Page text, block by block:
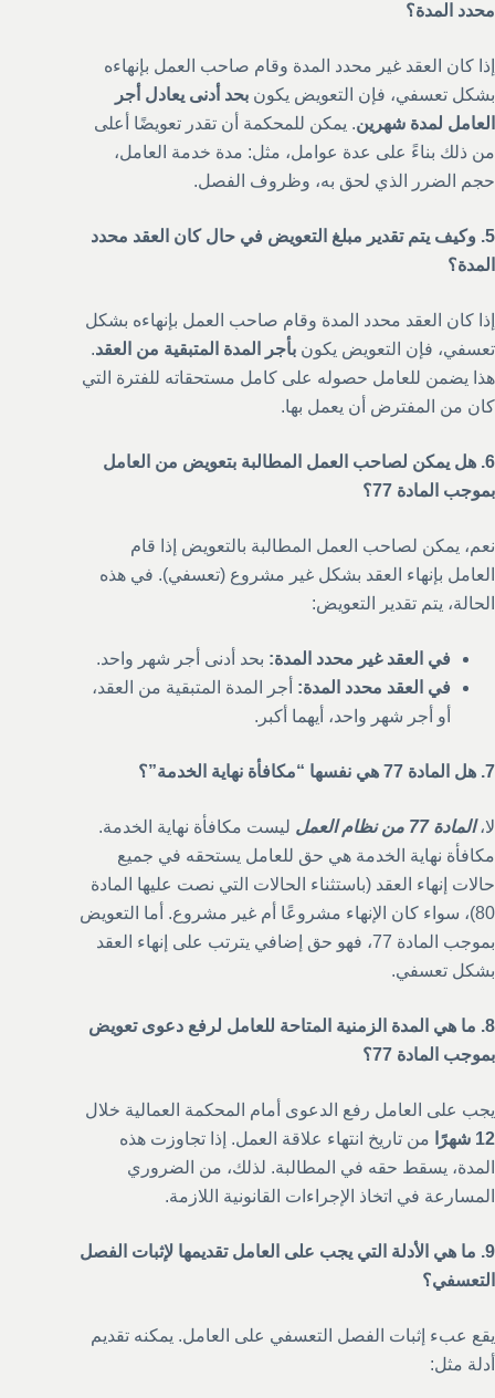
محدد المدة؟
إذا كان العقد غير محدد المدة وقام صاحب العمل بإنهاءه
بشكل تعسفي، فإن التعويض يكون بحد أدنى يعادل أجر
العامل لمدة شهرين. يمكن للمحكمة أن تقدر تعويضًا أعلى
من ذلك بناءً على عدة عوامل، مثل: مدة خدمة العامل،
حجم الضرر الذي لحق به، وظروف الفصل.
5. وكيف يتم تقدير مبلغ التعويض في حال كان العقد محدد
المدة؟
إذا كان العقد محدد المدة وقام صاحب العمل بإنهاءه بشكل
تعسفي، فإن التعويض يكون بأجر المدة المتبقية من العقد.
هذا يضمن للعامل حصوله على كامل مستحقاته للفترة التي
كان من المفترض أن يعمل بها.
6. هل يمكن لصاحب العمل المطالبة بتعويض من العامل
بموجب المادة 77؟
نعم، يمكن لصاحب العمل المطالبة بالتعويض إذا قام
العامل بإنهاء العقد بشكل غير مشروع (تعسفي). في هذه
الحالة، يتم تقدير التعويض:
في العقد غير محدد المدة: بحد أدنى أجر شهر واحد.
في العقد محدد المدة: أجر المدة المتبقية من العقد،
أو أجر شهر واحد، أيهما أكبر.
7. هل المادة 77 هي نفسها “مكافأة نهاية الخدمة”؟
لا،المادة 77 من نظام العمل
ليست مكافأة نهاية الخدمة.
مكافأة نهاية الخدمة هي حق للعامل يستحقه في جميع
حالات إنهاء العقد (باستثناء الحالات التي نصت عليها المادة
80)، سواء كان الإنهاء مشروعًا أم غير مشروع. أما التعويض
بموجب المادة 77، فهو حق إضافي يترتب على إنهاء العقد
بشكل تعسفي.
8. ما هي المدة الزمنية المتاحة للعامل لرفع دعوى تعويض
بموجب المادة 77؟
يجب على العامل رفع الدعوى أمام المحكمة العمالية خلال
12 شهرًا
من تاريخ انتهاء علاقة العمل. إذا تجاوزت هذه
المدة، يسقط حقه في المطالبة. لذلك، من الضروري
المسارعة في اتخاذ الإجراءات القانونية اللازمة.
9. ما هي الأدلة التي يجب على العامل تقديمها لإثبات الفصل
التعسفي؟
يقع عبء إثبات الفصل التعسفي على العامل. يمكنه تقديم
أدلة مثل: